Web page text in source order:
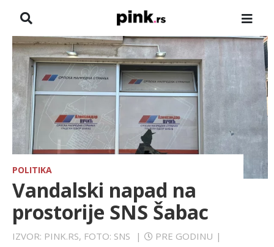
NASLOVNA
VESTI
ZADRUGA
SHOWBIZ
HRONIKA
FARMERI
POLITIKA
Vandalski napad na
prostorije SNS Šabac
IZVOR: PINK.RS, FOTO: SNS | PRE GODINU |